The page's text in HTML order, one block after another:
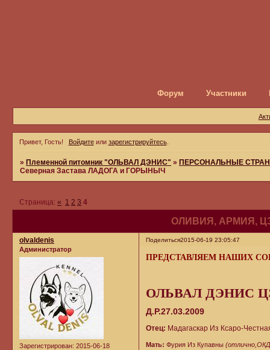
Форум Участники
Привет, Гость! Войдитеили зарегистрируйтесь.
» Племенной питомник "ОЛЬВАЛ ДЭНИС" » ПЕРСОНАЛЬНЫЕ
Северная Застава ЛАДОГА и ГОРЫНЫЧ
ОЛИВИЯ, АРМИЯ,
Страница:« 1 2 3 4
Поделиться2015-06-19 23:05:47
olvaldenis
Администратор
Зарегистрирован: 2015-06-18
ПРЕДСТАВЛЯЕМ НАШИХ
ОЛЬВАЛ ДЭНИС
Д.Р.27.03.2009
Отец: Мадагаскар Из Ксаро-
Мать: Фурия Из Купавны